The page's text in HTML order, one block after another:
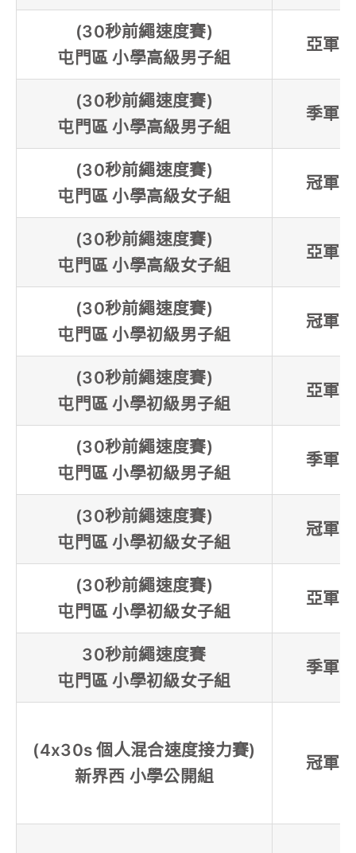
(30秒前繩速度賽)
屯門區 小學高級男子組
亞軍
(30秒前繩速度賽)
屯門區 小學高級男子組
季軍
(30秒前繩速度賽)
屯門區 小學高級女子組
冠軍
(30秒前繩速度賽)
屯門區 小學高級女子組
亞軍
(30秒前繩速度賽)
屯門區 小學初級男子組
冠軍
(30秒前繩速度賽)
屯門區 小學初級男子組
亞軍
(30秒前繩速度賽)
屯門區 小學初級男子組
季軍
(30秒前繩速度賽)
屯門區 小學初級女子組
冠軍
(30秒前繩速度賽)
屯門區 小學初級女子組
亞軍
30秒前繩速度賽
屯門區 小學初級女子組
季軍
(4x30s 個人混合速度接力賽)
新界西 小學公開組
冠軍